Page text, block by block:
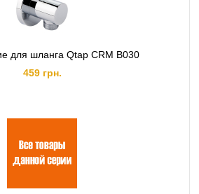
для шланга Qtap CRM B030
459 грн.